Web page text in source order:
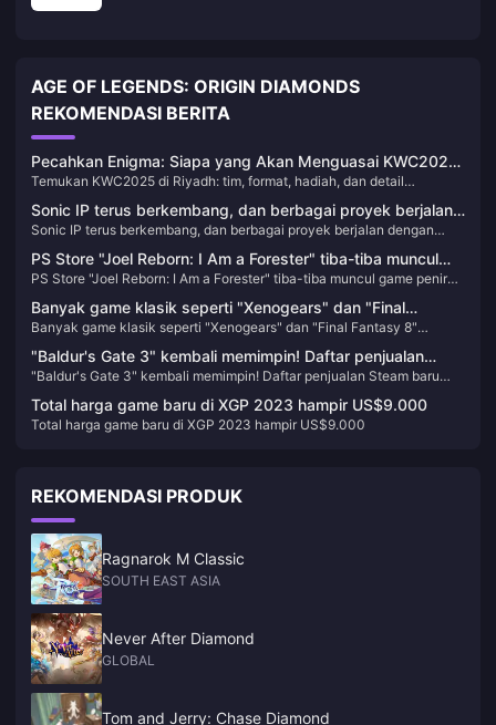
AGE OF LEGENDS: ORIGIN DIAMONDS
REKOMENDASI BERITA
Pecahkan Enigma: Siapa yang Akan Menguasai KWC2025
di Riyadh?
Temukan KWC2025 di Riyadh: tim, format, hadiah, dan detail
Sonic IP terus berkembang, dan berbagai proyek berjalan
dengan baik, tetapi "Superstar" tidak memenuhi harapan.
Sonic IP terus berkembang, dan berbagai proyek berjalan dengan
PS Store "Joel Reborn: I Am a Forester" tiba-tiba muncul
game peniru "The Last of Us".
PS Store "Joel Reborn: I Am a Forester" tiba-tiba muncul game peniru
Banyak game klasik seperti "Xenogears" dan "Final
Fantasy 8" merayakan hari jadinya
Banyak game klasik seperti "Xenogears" dan "Final Fantasy 8"
"Baldur's Gate 3" kembali memimpin! Daftar penjualan
Steam baru telah dirilis
"Baldur's Gate 3" kembali memimpin! Daftar penjualan Steam baru
Total harga game baru di XGP 2023 hampir US$9.000
Total harga game baru di XGP 2023 hampir US$9.000
REKOMENDASI PRODUK
Ragnarok M Classic
SOUTH EAST ASIA
Never After Diamond
GLOBAL
Tom and Jerry: Chase Diamond